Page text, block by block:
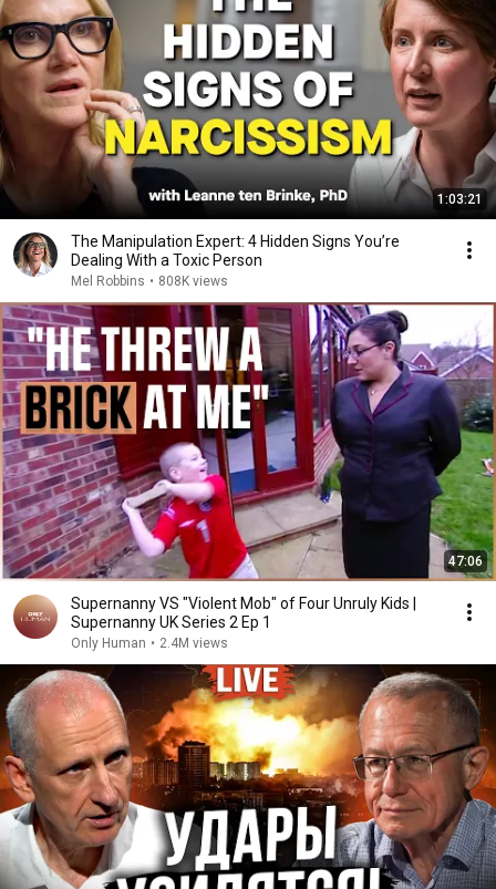
1:03:21
The Manipulation Expert: 4 Hidden Signs You’re
Dealing With a Toxic Person
Mel Robbins • 808K views
47:06
Supernanny VS "Violent Mob" of Four Unruly Kids |
Supernanny UK Series 2 Ep 1
Only Human • 2.4M views